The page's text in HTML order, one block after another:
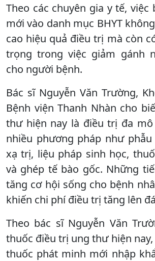
Theo các chuyên gia y tế, việc
mới vào danh mục BHYT
cao hiệu quả điều trị mà còn
trọng trong việc giảm gánh
cho người bệnh.
Bác sĩ Nguyễn Văn Trường,
Bệnh viện Thanh Nhàn cho
thư hiện nay là điều trị đa
nhiều phương pháp như
xạ trị, liệu pháp sinh học,
và ghép tế bào gốc. Những
tăng cơ hội sống cho bệnh
khiến chi phí điều trị tăng lên
Theo bác sĩ Nguyễn Văn
thuốc điều trị ung thư hiện nay,
thuốc phát minh mới nhập